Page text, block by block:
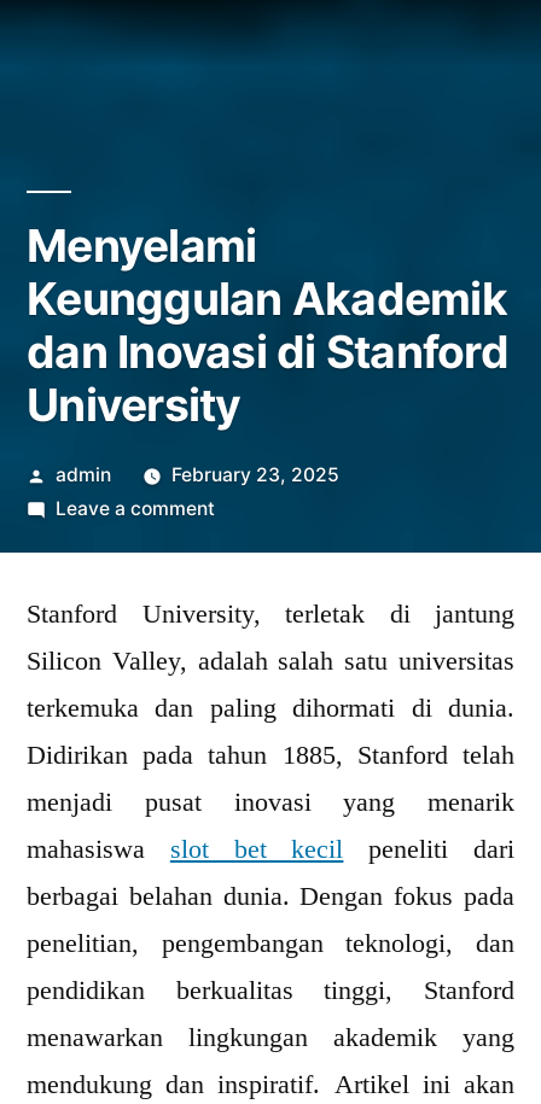
Menyelami
Keunggulan Akademik
dan Inovasi di Stanford
University
Posted
by
admin
February 23, 2025
Leave a commenton
Akademik
Inovasi
di
Stanford
Stanford University, terletak di jantung
Silicon Valley, adalah salah satu universitas
terkemuka dan paling dihormati di dunia.
Didirikan pada tahun 1885, Stanford telah
menjadi pusat inovasi yang menarik
mahasiswa slot bet kecil peneliti dari
berbagai belahan dunia. Dengan fokus pada
penelitian, pengembangan teknologi, dan
pendidikan berkualitas tinggi, Stanford
menawarkan lingkungan akademik yang
mendukung dan inspiratif. Artikel ini akan